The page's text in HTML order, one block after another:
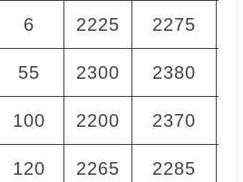
6 2225 2275
55 2300 2380
100 2200 2370
120 2265 2285